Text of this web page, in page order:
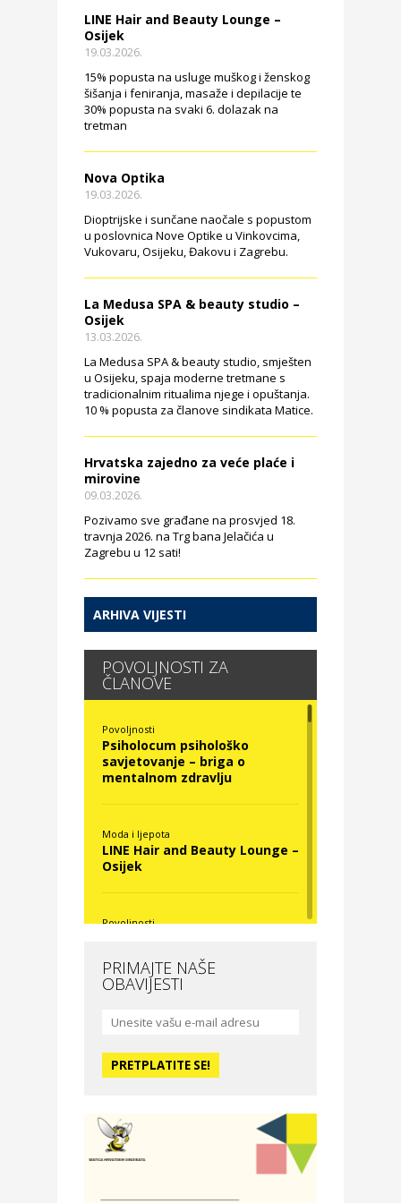
LINE Hair and Beauty Lounge –
Osijek
19.03.2026.
15% popusta na usluge muškog i ženskog
šišanja i feniranja, masaže i depilacije te
30% popusta na svaki 6. dolazak na
tretman
Nova Optika
19.03.2026.
Dioptrijske i sunčane naočale s popustom
u poslovnica Nove Optike u Vinkovcima,
Vukovaru, Osijeku, Đakovu i Zagrebu.
La Medusa SPA & beauty studio –
Osijek
13.03.2026.
La Medusa SPA & beauty studio, smješten
u Osijeku, spaja moderne tretmane s
tradicionalnim ritualima njege i opuštanja.
10 % popusta za članove sindikata Matice.
Hrvatska zajedno za veće plaće i
mirovine
09.03.2026.
Pozivamo sve građane na prosvjed 18.
travnja 2026. na Trg bana Jelačića u
Zagrebu u 12 sati!
ARHIVA VIJESTI
POVOLJNOSTI ZA
ČLANOVE
Povoljnosti
Psiholocum psihološko
savjetovanje – briga o
mentalnom zdravlju
Moda i ljepota
LINE Hair and Beauty Lounge –
Osijek
Povoljnosti
Moda i ljepota
studio – Osijek
Zdravlje i osiguranje
PRIMAJTE NAŠE
OBAVIJESTI